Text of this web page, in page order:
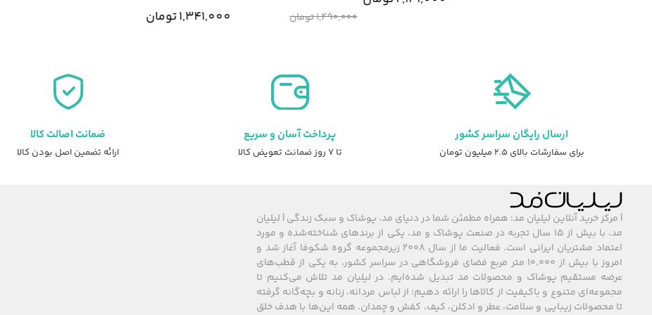
1,490,000تومان 1,341,000تومان
ارسال رایگان سراسر کشور
برای سفارشات بالای ۲.۵ میلیون تومان
پرداخت آسان و سریع
تا ۷ روز ضمانت تعویض کالا
ضمانت اصالت کالا
ارائه تضمین اصل بودن کالا
| مرکز خرید آنلاین لیلیان مد؛ همراه مطمئن شما در دنیای مد، پوشاک و سبک زندگی | لیلیان
مد، با بیش از ۱۵ سال تجربه در صنعت پوشاک و مد، یکی از برندهای شناخته‌شده و مورد
اعتماد مشتریان ایرانی است. فعالیت ما از سال ۲۰۰۸ زیرمجموعه گروه شکوفا آغاز شد و
امروز با بیش از ۱۰٬۰۰۰ متر مربع فضای فروشگاهی در سراسر کشور، به یکی از قطب‌های
عرضه مستقیم پوشاک و محصولات مد تبدیل شده‌ایم. در لیلیان مد تلاش می‌کنیم تا
مجموعه‌ای متنوع و باکیفیت از کالاها را ارائه دهیم؛ از لباس مردانه، زنانه و بچه‌گانه گرفته
تا محصولات زیبایی و سلامت، عطر و ادکلن، کیف، کفش و چمدان. همه این‌ها با هدف خلق